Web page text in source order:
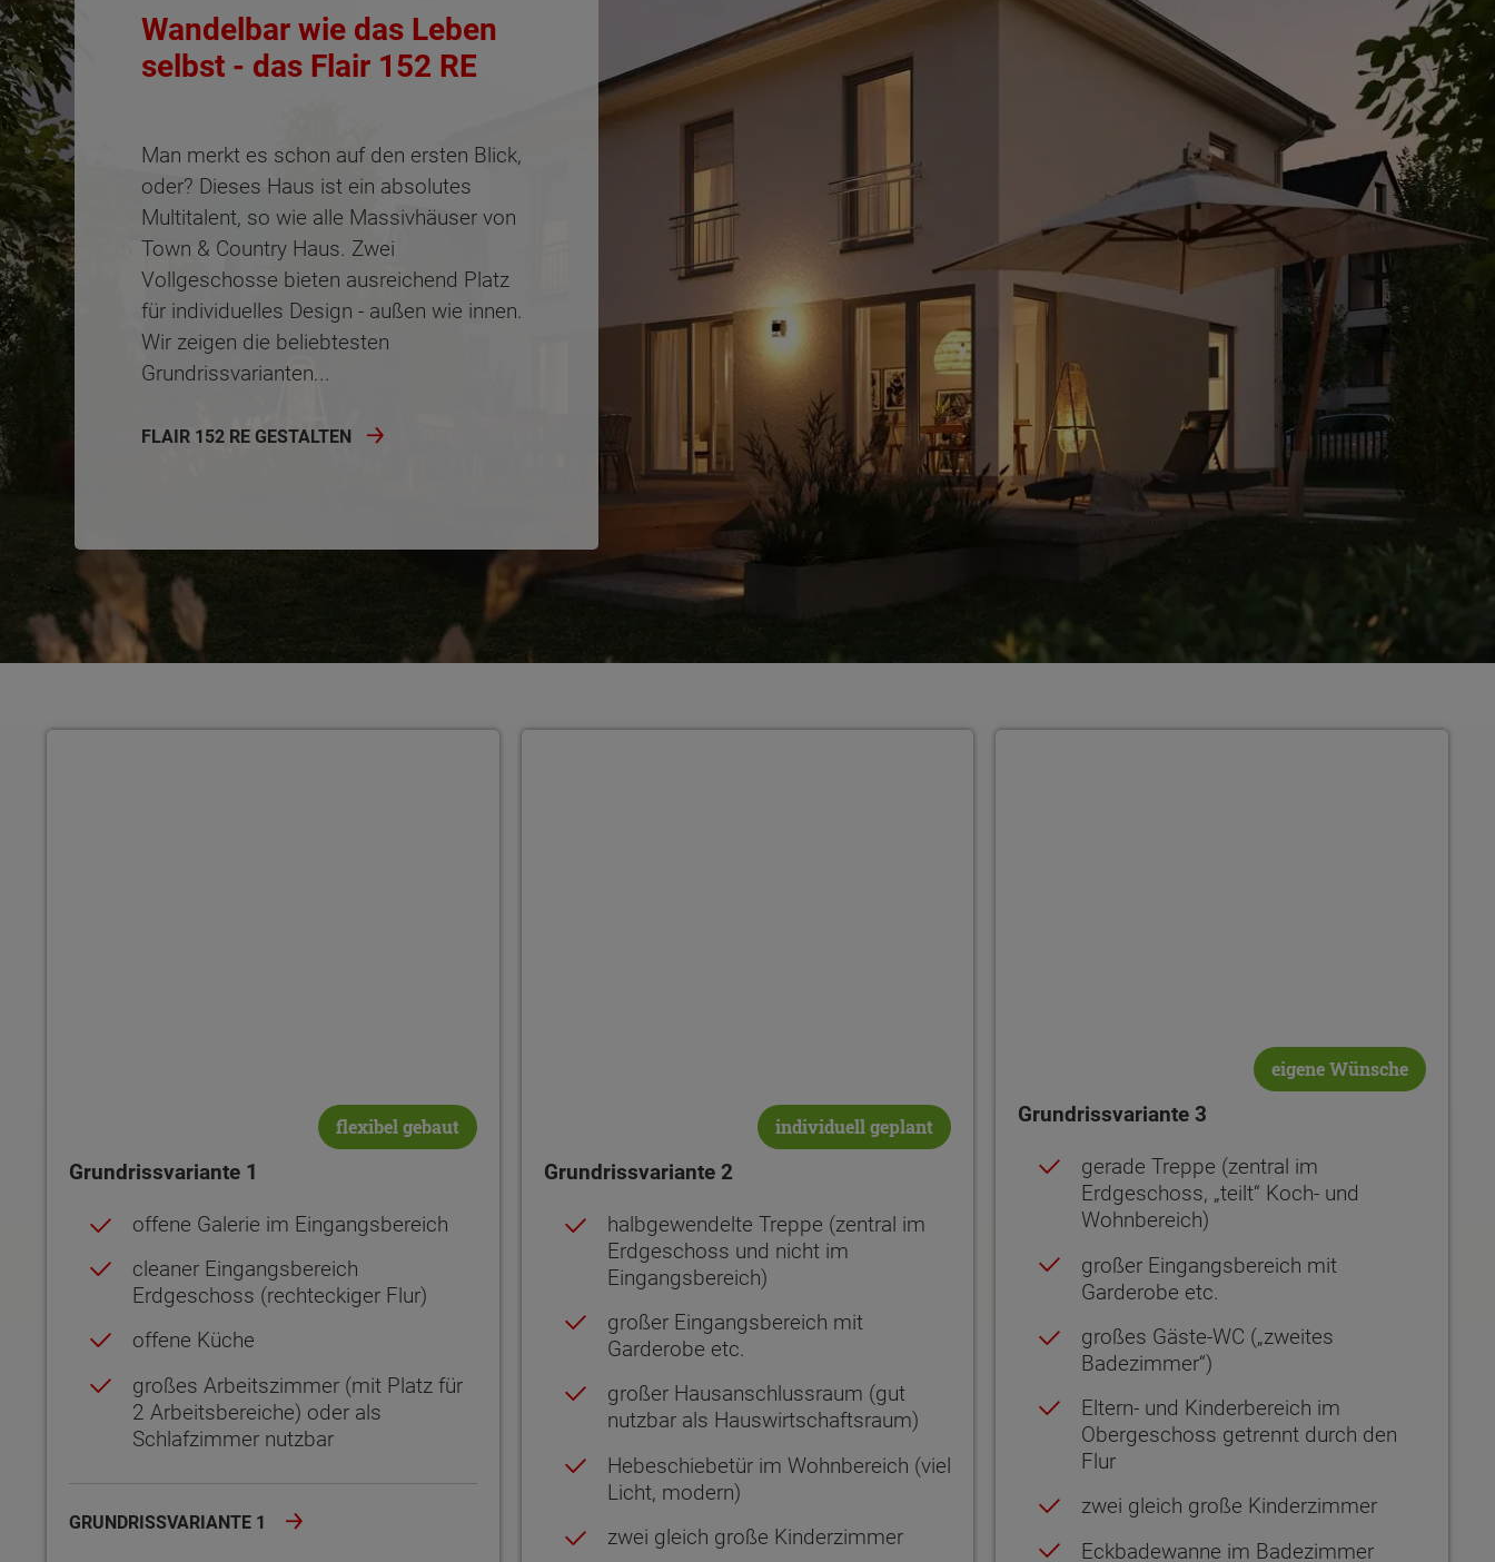
Wandelbar wie das Leben
selbst - das Flair 152 RE
Man merkt es schon auf den ersten Blick,
oder? Dieses Haus ist ein absolutes
Multitalent, so wie alle Massivhäuser von
Town & Country Haus. Zwei
Vollgeschosse bieten ausreichend Platz
für individuelles Design - außen wie innen.
Wir zeigen die beliebtesten
Grundrissvarianten...
FLAIR 152 RE GESTALTEN
flexibel gebaut
Grundrissvariante 1
offene Galerie im Eingangsbereich
cleaner Eingangsbereich
Erdgeschoss (rechteckiger Flur)
offene Küche
großes Arbeitszimmer (mit Platz für
2 Arbeitsbereiche) oder als
Schlafzimmer nutzbar
GRUNDRISSVARIANTE 1
individuell geplant
Grundrissvariante 2
halbgewendelte Treppe (zentral im
Erdgeschoss und nicht im
Eingangsbereich)
großer Eingangsbereich mit
Garderobe etc.
großer Hausanschlussraum (gut
nutzbar als Hauswirtschaftsraum)
Hebeschiebetür im Wohnbereich (viel
Licht, modern)
zwei gleich große Kinderzimmer
eigene Wünsche
Grundrissvariante 3
gerade Treppe (zentral im
Erdgeschoss, „teilt“ Koch- und
Wohnbereich)
großer Eingangsbereich mit
Garderobe etc.
großes Gäste-WC („zweites
Badezimmer“)
Eltern- und Kinderbereich im
Obergeschoss getrennt durch den
Flur
zwei gleich große Kinderzimmer
Eckbadewanne im Badezimmer
Wonach möchten Sie suchen?